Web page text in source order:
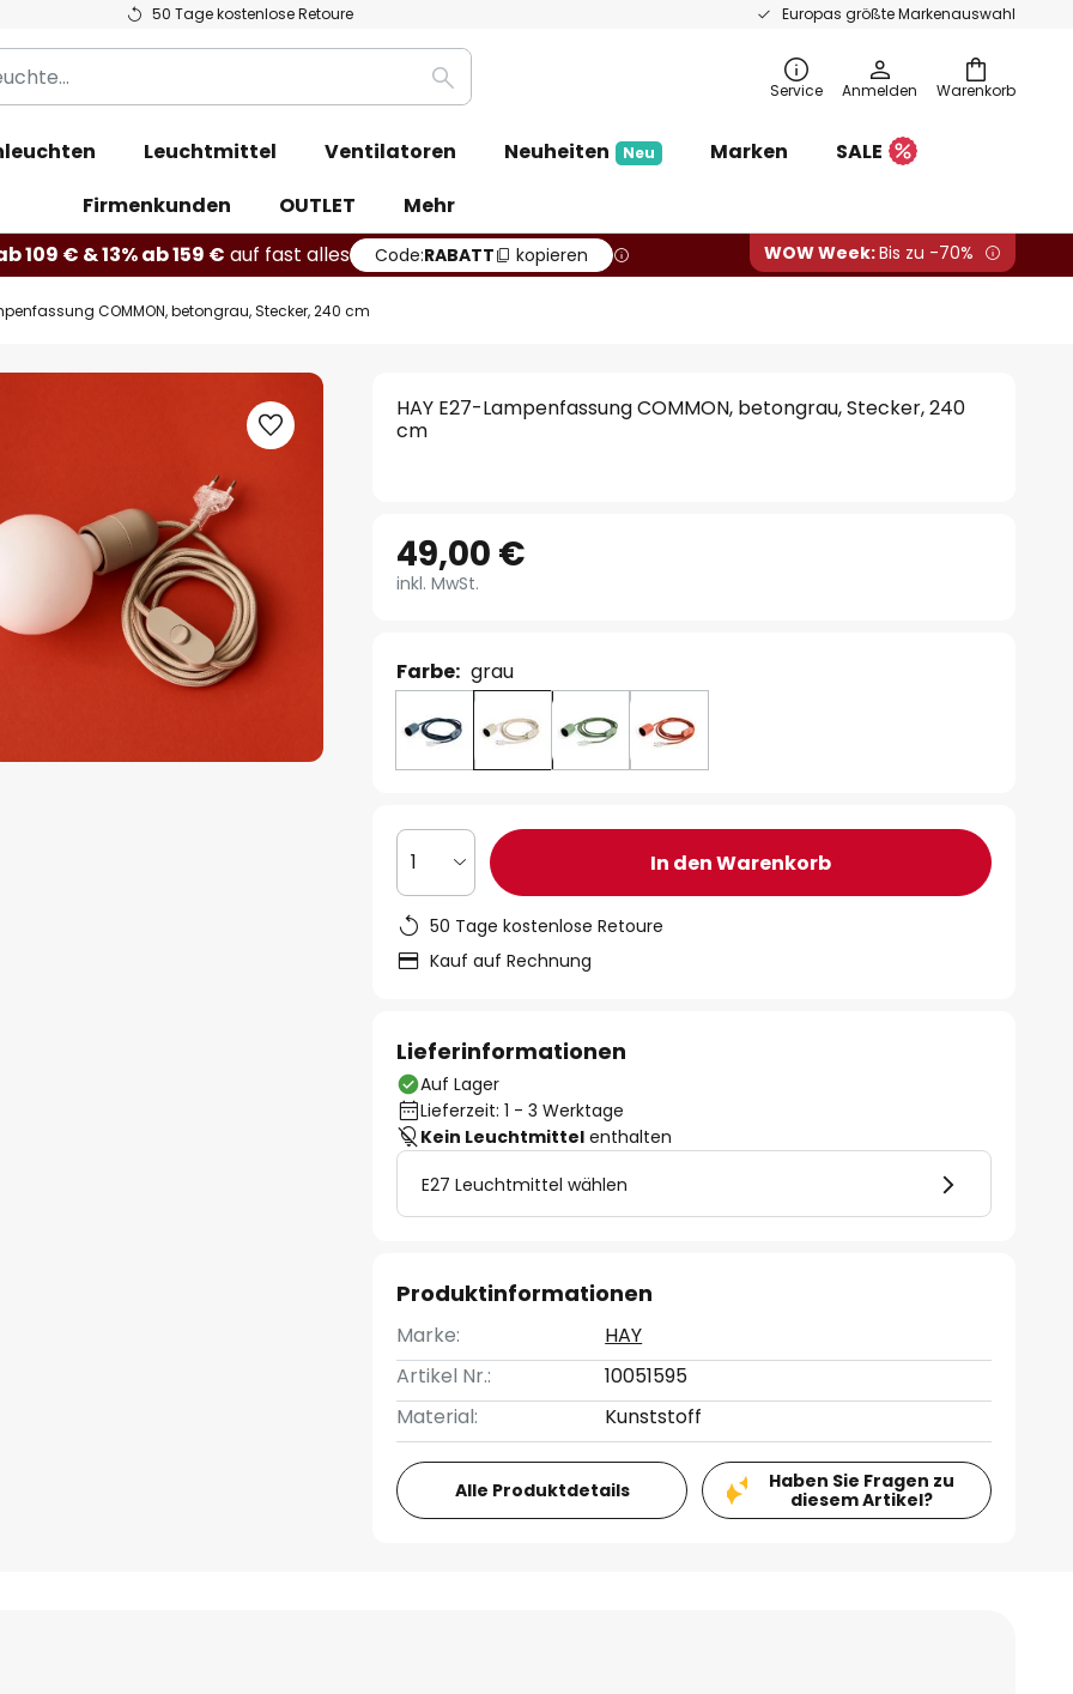
50 Tage kostenlose Retoure Europas größte Markenauswahl
Warenkorb
Suche Service Anmelden
Leuchtmittel Ventilatoren Neuheiten Neu Marken
SALE
Firmenkunden
OUTLET
Mehr
109 € & 13% ab 159 € auf fast alles Code:RABATT kopieren WOW Week:Bis zu -70%
COMMON, betongrau, Stecker, 240 cm
HAY E27-Lampenfassung COMMON, betongrau, Stecker, 240
cm
49,00 €
inkl. MwSt.
Farbe: grau
1 In den Warenkorb
50 Tage kostenlose Retoure
Kauf auf Rechnung
Lieferinformationen
Auf Lager
Lieferzeit: 1 - 3 Werktage
Kein Leuchtmittel enthalten
E27 Leuchtmittel wählen
Produktinformationen
Marke:
HAY
Artikel Nr.:
10051595
Material:
Kunststoff
Alle Produktdetails
Haben Sie Fragen zu
diesem Artikel?